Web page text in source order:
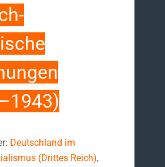
Deutschland im
(Drittes Reich),